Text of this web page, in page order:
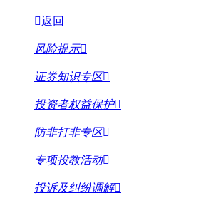
返回
风险提示
证券知识专区
投资者权益保护
防非打非专区
专项投教活动
投诉及纠纷调解